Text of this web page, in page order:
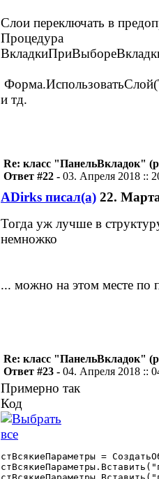
Слои переключать в
Процедура
и тд.
Re: класс "ПанельВкладок"
Ответ #22 - 03. Апреля 2018 ::
ADirks писал(а) 22.
Тогда уж лучше в
немножко
... можно на этом месте по
Re: класс "ПанельВкладок"
Ответ #23 - 04. Апреля 2018 ::
Примерно так
Код
стВсякиеПараметры =